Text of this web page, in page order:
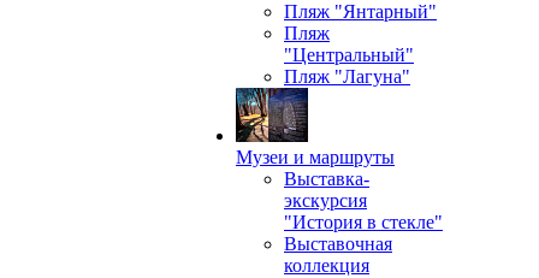
Пляж "Янтарный"
Пляж
"Центральный"
Пляж "Лагуна"
Музеи и маршруты
Выставка-
экскурсия
"История в стекле"
Выставочная
коллекция